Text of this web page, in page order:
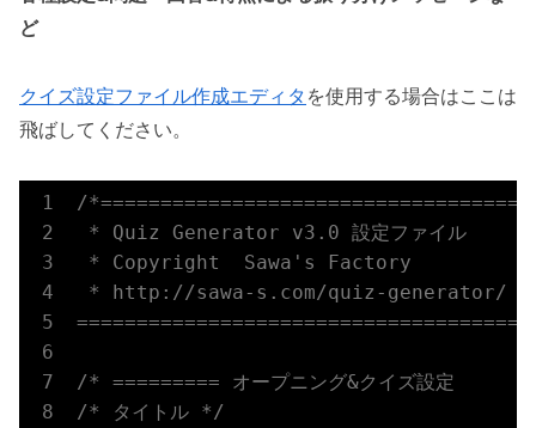
ど
クイズ設定ファイル作成エディタ を使用する場合はここは
飛ばしてください。
/
* Quiz Generator v3.0 設定ファイル
* Copyright  Sawa's Factory
* http://sawa-s.com/quiz-generator/
/* タイトル */